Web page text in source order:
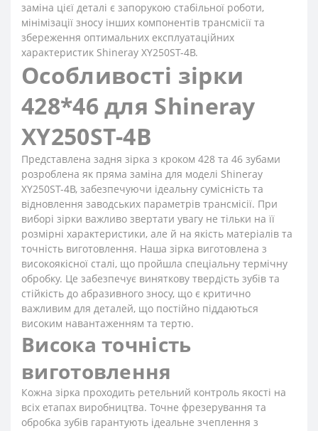
заміна цієї деталі є запорукою стабільної роботи,
мінімізації зносу інших компонентів трансмісії та
збереження оптимальних експлуатаційних
характеристик Shineray XY250ST-4B.
Особливості зірки
428*46 для Shineray
XY250ST-4B
Представлена задня зірка з кроком 428 та 46 зубами
розроблена як пряма заміна для моделі Shineray
XY250ST-4B, забезпечуючи ідеальну сумісність та
відновлення заводських параметрів трансмісії. При
виборі зірки важливо звертати увагу не тільки на її
розмірні характеристики, але й на якість матеріалів та
точність виготовлення. Наша зірка виготовлена з
високоякісної сталі, що пройшла спеціальну термічну
обробку. Це забезпечує виняткову твердість зубів та
стійкість до абразивного зносу, що є критично
важливим для деталей, що постійно піддаються
високим навантаженням та тертю.
Висока точність
виготовлення
Кожна зірка проходить ретельний контроль якості на
всіх етапах виробництва. Точне фрезерування та
обробка зубів гарантують ідеальне зчеплення з